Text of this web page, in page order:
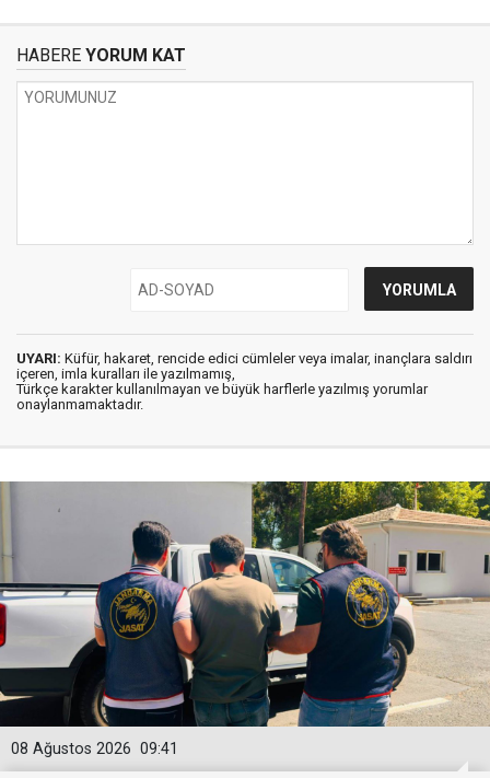
HABERE YORUM KAT
UYARI: Küfür, hakaret, rencide edici cümleler veya imalar, inançlara saldırı
içeren, imla kuralları ile yazılmamış,
Türkçe karakter kullanılmayan ve büyük harflerle yazılmış yorumlar
onaylanmamaktadır.
09:41
08 Ağustos 2026